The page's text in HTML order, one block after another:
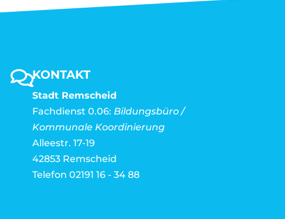
KONTAKT
Stadt Remscheid
Fachdienst 0.06: Bildungsbüro /
Kommunale Koordinierung
Alleestr. 17-19
42853 Remscheid
Telefon 02191 16 - 34 88